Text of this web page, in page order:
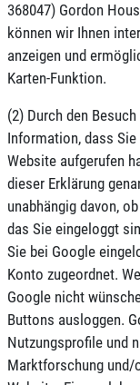
368047) Gordon
können wir Ihnen
anzeigen und
Karten-Funktion.
(2) Durch den
Information, dass
Website aufgerufen
dieser Erklärung
unabhängig davon,
das Sie eingeloggt
Sie bei Google
Konto zugeordnet.
Google nicht
Buttons ausloggen.
Nutzungsprofile und
Marktforschung und/